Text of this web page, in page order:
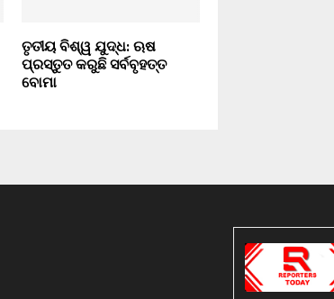
ତୃତୀୟ ବିଶ୍ୱ ଯୁଦ୍ଧ: ଋଷ
ପ୍ରସ୍ତୁତ କରୁଛି ସର୍ବବୃହତ୍ତ
ବୋମା